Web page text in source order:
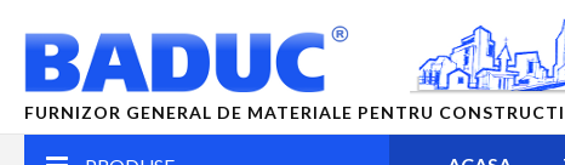
FURNIZOR GENERAL DE MATERIALE PENTRU